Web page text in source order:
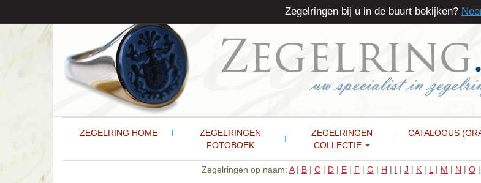
ZEGELRING HOME
ZEGELRINGEN
FOTOBOEK
ZEGELRINGEN
COLLECTIE
CATALOGUS
Zegelringen op naam: A| B | C | D | E | F | G | H | I | J | K | L | M | N | O |
Zegelringen bij u in de buurt bekijken?